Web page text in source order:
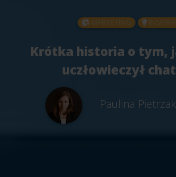
MARKETING
Krótka historia o tym,
uczłowieczył
Paulina